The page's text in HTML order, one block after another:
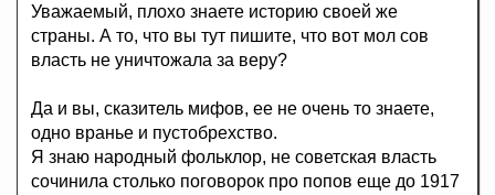
Уважаемый, плохо знаете историю своей же
страны. А то, что вы тут пишите, что вот мол сов
власть не уничтожала за веру?
Да и вы, сказитель мифов, ее не очень то знаете,
одно вранье и пустобрехство.
Я знаю народный фольклор, не советская власть
сочинила столько поговорок про попов еще до 1917